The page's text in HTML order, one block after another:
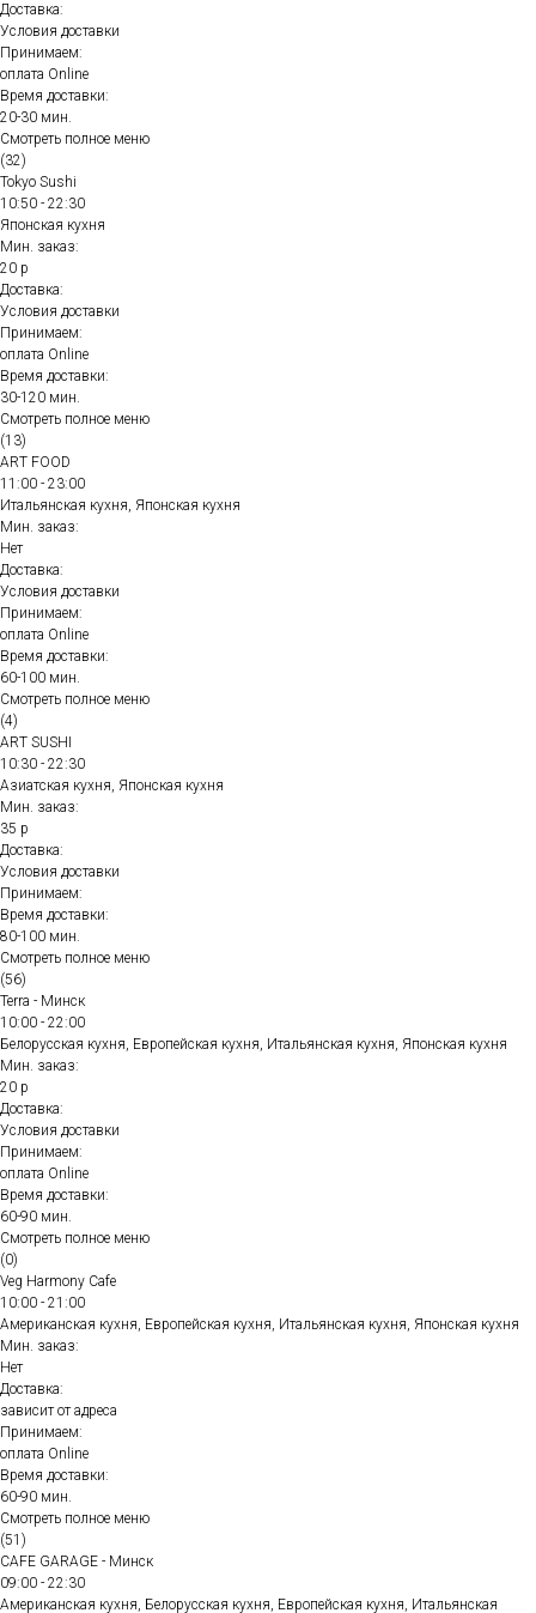
Доставка:
Условия доставки
Принимаем:
оплата Online
Время доставки:
20-30 мин.
Смотреть полное меню
(32)
Tokyo Sushi
10:50 - 22:30
Японская кухня
Мин. заказ:
20 р
Доставка:
Условия доставки
Принимаем:
оплата Online
Время доставки:
30-120 мин.
Смотреть полное меню
(13)
ART FOOD
11:00 - 23:00
Итальянская кухня, Японская кухня
Мин. заказ:
Нет
Доставка:
Условия доставки
Принимаем:
оплата Online
Время доставки:
60-100 мин.
Смотреть полное меню
(4)
ART SUSHI
10:30 - 22:30
Азиатская кухня, Японская кухня
Мин. заказ:
35 р
Доставка:
Условия доставки
Принимаем:
Время доставки:
80-100 мин.
Смотреть полное меню
(56)
Terra - Минск
10:00 - 22:00
Белорусская кухня, Европейская кухня, Итальянская кухня, Японская кухня
Мин. заказ:
20 р
Доставка:
Условия доставки
Принимаем:
оплата Online
Время доставки:
60-90 мин.
Смотреть полное меню
(0)
Veg Harmony Cafe
10:00 - 21:00
Американская кухня, Европейская кухня, Итальянская кухня, Японская кухня
Мин. заказ:
Нет
Доставка:
зависит от адреса
Принимаем:
оплата Online
Время доставки:
60-90 мин.
Смотреть полное меню
(51)
CAFE GARAGE - Минск
09:00 - 22:30
Американская кухня, Белорусская кухня, Европейская кухня, Итальянская